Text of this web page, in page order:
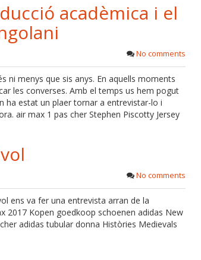
acadèmica i el
No comments
ni menys que sis anys. En aquells moments
les converses. Amb el temps us hem pogut
ha estat un plaer tornar a entrevistar-lo i
air max 1 pas cher Stephen Piscotty Jersey
No comments
ens va fer una entrevista arran de la
2017 Kopen goedkoop schoenen adidas New
adidas tubular donna Històries Medievals